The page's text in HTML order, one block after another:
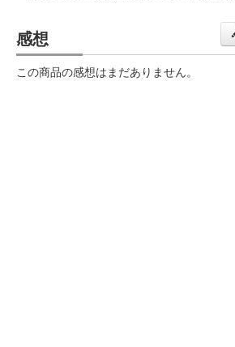
感想
この商品の感想はまだありません。